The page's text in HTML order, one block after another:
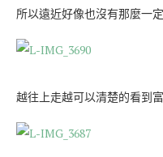
所以遠近好像也沒有那麼一
越往上走越可以清楚的看到